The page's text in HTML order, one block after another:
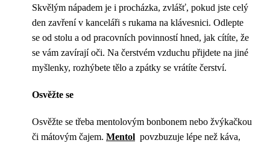
Skvělým nápadem je i procházka, zvlášť, pokud jste celý
den zavření v kanceláři s rukama na klávesnici. Odlepte
se od stolu a od pracovních povinností hned, jak cítíte, že
se vám zavírají oči. Na čerstvém vzduchu přijdete na jiné
myšlenky, rozhýbete tělo a zpátky se vrátíte čerství.
Osvěžte se
Osvěžte se třeba mentolovým bonbonem nebo žvýkačkou
či mátovým čajem. Mentol povzbuzuje lépe než káva,